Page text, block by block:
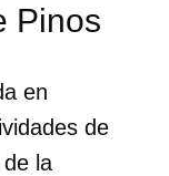
Pinos
en
de
la